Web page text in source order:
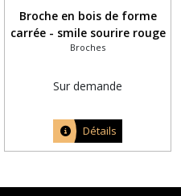
Broche en bois de forme
carrée - smile sourire rouge
Broches
Sur demande
Détails